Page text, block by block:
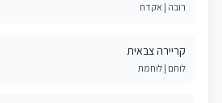
רובה | אקדח
קריירה צבאית
לוחם | לוחמת